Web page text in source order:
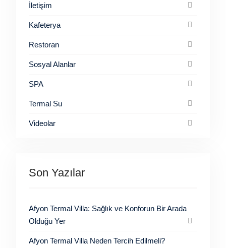
İletişim
Kafeterya
Restoran
Sosyal Alanlar
SPA
Termal Su
Videolar
Son Yazılar
Afyon Termal Villa: Sağlık ve Konforun Bir Arada
Olduğu Yer
Afyon Termal Villa Neden Tercih Edilmeli?